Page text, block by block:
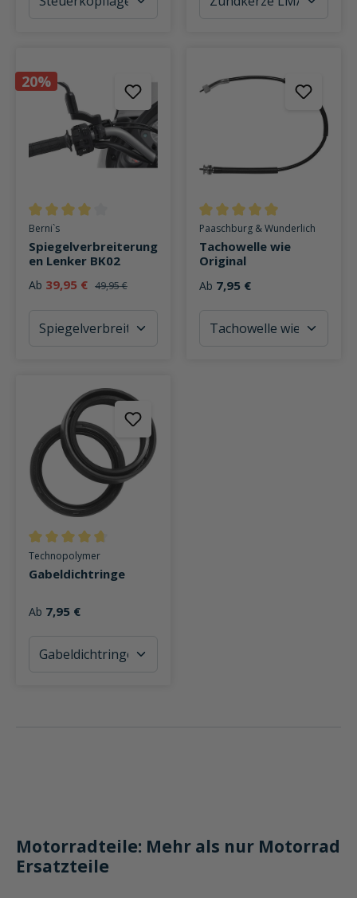
20%
Durchschnittliche Bewertung von 4 von 5 Sternen
Berni`s
Spiegelverbreiterung
en Lenker BK02
Ab 39,95 € 49,95 €
Durchschnittliche Bewertung
Paaschburg & Wunderlich
Tachowelle wie
Original
Ab 7,95 €
Durchschnittliche Bewertung von 4.6 von 5 Sternen
Technopolymer
Gabeldichtringe
Ab 7,95 €
Motorradteile: Mehr als nur Motorrad
Ersatzteile